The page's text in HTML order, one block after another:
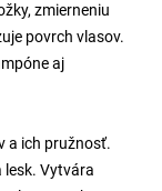
zmierneniu
povrch vlasov.
aj
a ich pružnosť.
lesk. Vytvára